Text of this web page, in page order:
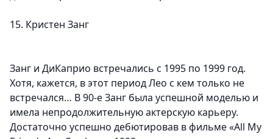
15. Кристен Занг
Занг и ДиКаприо встречались с 1995 по 1999 год.
Хотя, кажется, в этот период Лео с кем только не
встречался… В 90-е Занг была успешной моделью и
имела непродолжительную актерскую карьеру.
Достаточно успешно дебютировав в фильме «All My